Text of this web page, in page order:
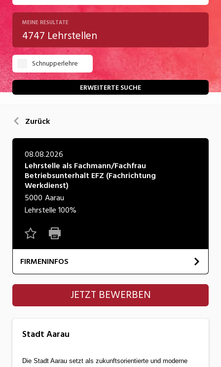
2028
Chemie/Pharma
Gastgewerbe
Gesundheit/Pflege/Soziales
Handwerk/Technik
Kultur
Natur
Verkehr/Logistik
Wirtschaft/Verwaltung
MEINE RESULTATE
4747 Lehrstellen
Schnupperlehre
ERWEITERTE SUCHE
Zurück
08.08.2026
Lehrstelle als Fachmann/Fachfrau
Betriebsunterhalt EFZ (Fachrichtung
Werkdienst)
5000 Aarau
Lehrstelle100%
FIRMENINFOS
Stadt Aarau
JETZT BEWERBEN
Stadt Aarau
Die Stadt Aarau setzt als zukunftsorientierte und moderne